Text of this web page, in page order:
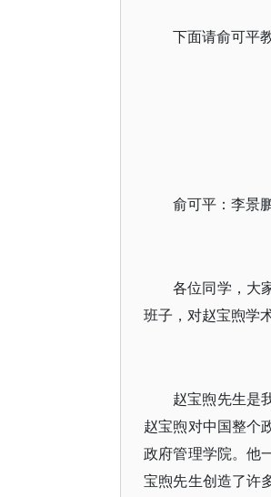
下面请俞可平
俞可平：李景
各位同学，大
班子，对赵宝煦学
赵宝煦先生是
赵宝煦对中国整个
政府管理学院。他
宝煦先生创造了许